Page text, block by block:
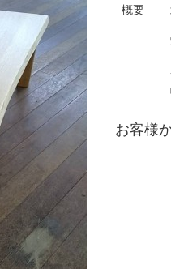
概要
お客様